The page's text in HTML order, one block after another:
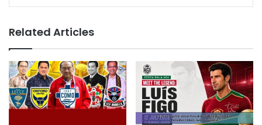
Related Articles